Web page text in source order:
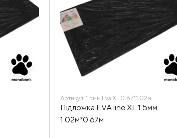
Артикул: 1.5мм Eva XL 0.67*1.02м
Підложка EVA line XL 1.5мм
1.02м*0.67м